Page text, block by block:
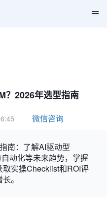
？2026年选型指南
微信咨询
南：了解AI驱动型
动化等未来趋势，掌握
实操Checklist和ROI评
。